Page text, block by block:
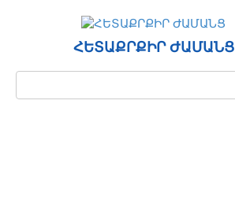
ՀԵՏԱՔՐՔԻՐ ԺԱՄԱՆՑ
Поиск: